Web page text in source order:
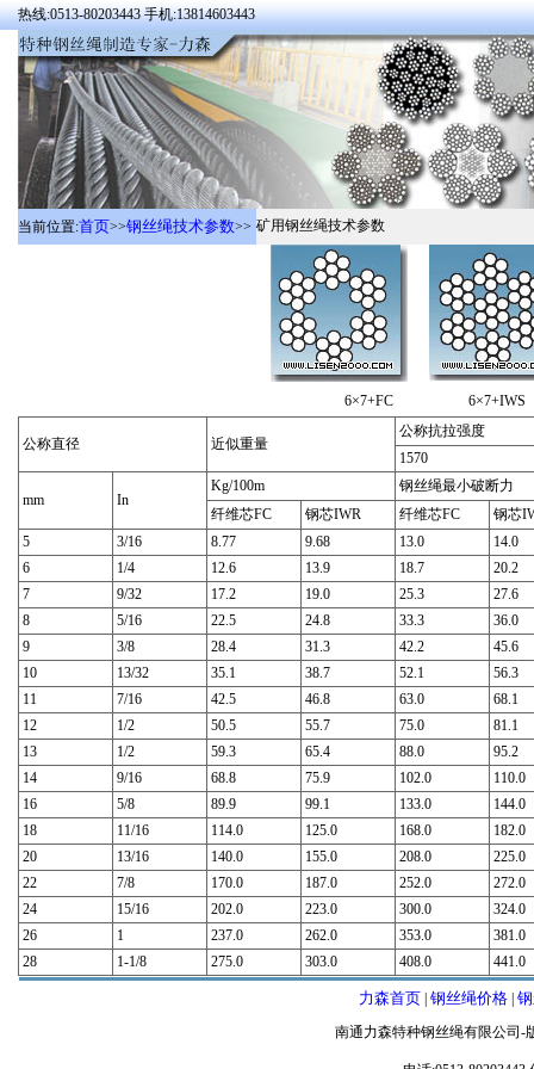
热线:0513-80203443 手机:13814603443
当前位置:首页>>钢丝绳技术参数>> 矿用钢丝绳技术参数
6×7+FC
公称直径 近似重量
公称抗拉强度
1570
mm In
Kg/100m
钢丝绳最小破断力
纤维芯FC
钢芯IWR 纤维芯FC
钢芯
5
3/16 8.77 9.68 13.0
14.0
6
1/4 12.6 13.9 18.7
20.2
7
9/32 17.2 19.0 25.3
27.6
8
5/16 22.5 24.8 33.3
36.0
9
3/8 28.4 31.3 42.2
45.6
10
13/32 35.1 38.7 52.1
56.3
11
7/16 42.5 46.8 63.0
68.1
12
1/2 50.5 55.7 75.0
81.1
13
1/2 59.3 65.4 88.0
95.2
14
9/16 68.8 75.9 102.0
110.0
16
5/8 89.9 99.1 133.0
144.0
18
11/16 114.0 125.0 168.0
182.0
20
13/16 140.0 155.0 208.0
225.0
22
7/8 170.0 187.0 252.0
272.0
24
15/16 202.0 223.0 300.0
324.0
26
1 237.0 262.0 353.0
381.0
28
1-1/8 275.0 303.0 408.0 441.0
力森首页 钢丝绳价格
南通力森特种钢丝绳有限公司-